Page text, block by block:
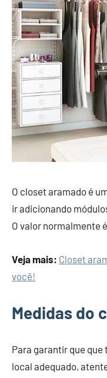
O closet aramado é
ir adicionando
O valor normalmente
Veja mais: Closet
você!
Medidas do
Para garantir que que
local adequado,